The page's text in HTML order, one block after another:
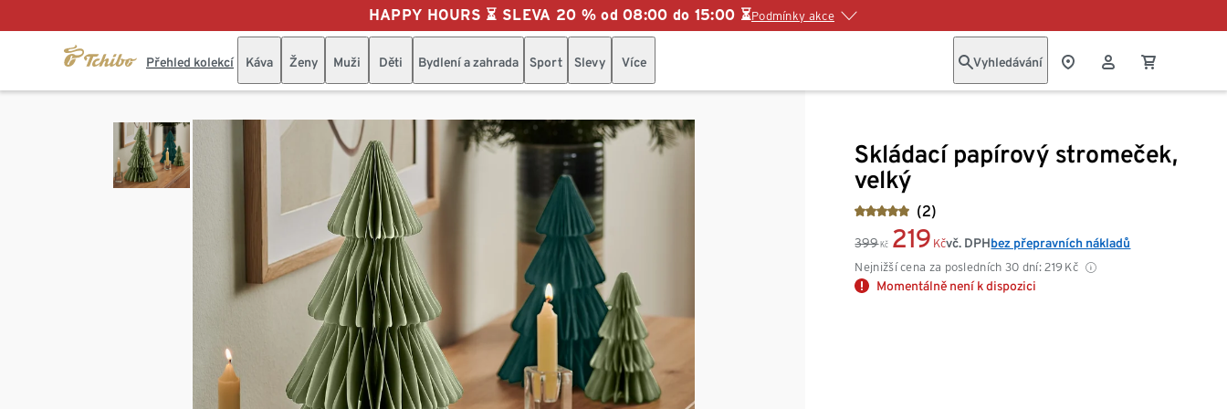
HAPPY HOURS ⏳ SLEVA 20 % od 08:00 do 15:00 ⏳Podmínky akce
Přehled kolekcí Káva Ženy Muži Děti Bydlení a zahrada Sport Slevy Více Vyhledávání
Skládací papírový stromeček,
velký
(2)
399 Kč 219 Kč
Nejnižší cena za posledních 30 dní: 219 Kč
vč. DPHbez přepravních nákladů
Momentálně není k dispozici